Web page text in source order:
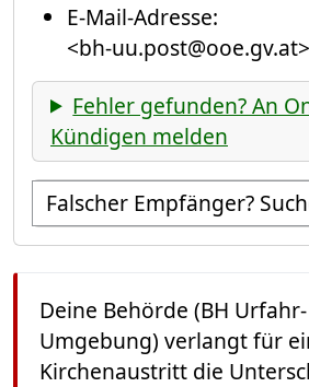
E-Mail-Adresse:
<bh-uu.post@ooe.gv.at>
Fehler gefunden? An
Kündigen melden
Empfänger suchen
Deine Behörde (BH Urfahr-
Umgebung) verlangt für
Kirchenaustritt die